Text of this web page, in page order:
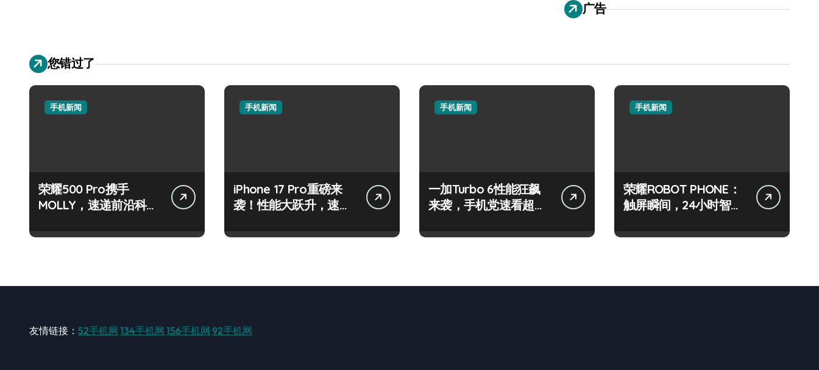
广告
您错过了
手机新闻
荣耀500 Pro携手
MOLLY，速递前沿科
手机新闻
iPhone 17 Pro重磅来
袭！性能大跃升，速来
手机新闻
一加Turbo 6性能狂飙
来袭，手机党速看超全
手机新闻
荣耀ROBOT PHONE：
触屏瞬间，24小时智能
友情链接： 52手机网 134手机网 156手机网 92手机网